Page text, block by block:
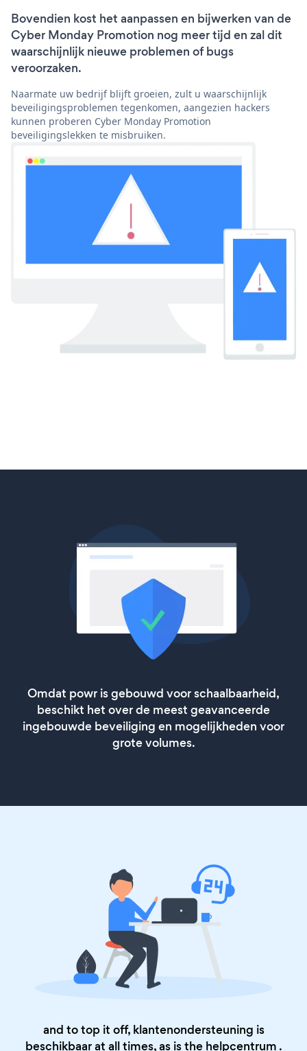
Bovendien kost het aanpassen en bijwerken van de
Cyber Monday Promotion nog meer tijd en zal dit
waarschijnlijk nieuwe problemen of bugs
veroorzaken.
Naarmate uw bedrijf blijft groeien, zult u waarschijnlijk
beveiligingsproblemen tegenkomen, aangezien hackers
kunnen proberen Cyber Monday Promotion
beveiligingslekken te misbruiken.
Omdat powr is gebouwd voor schaalbaarheid,
beschikt het over de meest geavanceerde
ingebouwde beveiliging en mogelijkheden voor
grote volumes.
and to top it off, klantenondersteuning is
beschikbaar at all times, as is the helpcentrum .